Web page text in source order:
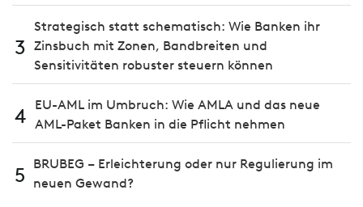
3
Strategisch statt schematisch: Wie Banken ihr
Zinsbuch mit Zonen, Bandbreiten und
Sensitivitäten robuster steuern können
4
EU-AML im Umbruch: Wie AMLA und das neue
AML-Paket Banken in die Pflicht nehmen
5
BRUBEG – Erleichterung oder nur Regulierung im
neuen Gewand?